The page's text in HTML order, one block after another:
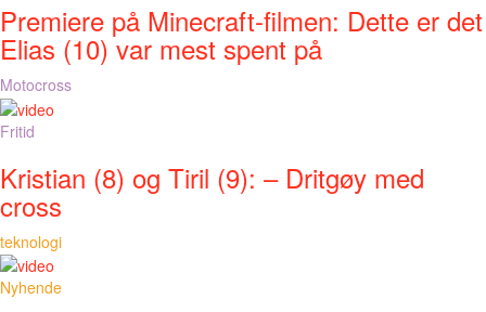
Premiere på Minecraft-filmen: Dette er det
Elias (10) var mest spent på
Motocross
Fritid
Kristian (8) og Tiril (9): – Dritgøy med
cross
teknologi
Nyhende